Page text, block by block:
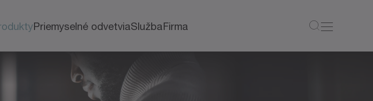
Priemyselné odvetviaSlužbaFirma